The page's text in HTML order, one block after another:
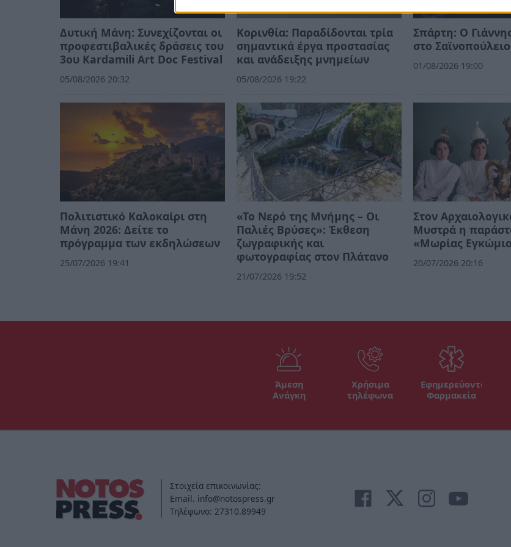
Δυτική Μάνη: Συνεχίζονται οι
προφεστιβαλικές δράσεις του
3ου Kardamili Art Doc Festival
05/08/2026 20:32
Κορινθία: Παραδίδονται τρία
σημαντικά έργα προστασίας
και ανάδειξης μνημείων
05/08/2026 19:22
Σπάρτη: Ο
στο Σαϊνοπούλειο
01/08/2026 19:00
Πολιτιστικό Καλοκαίρι στη
Μάνη 2026: Δείτε το
πρόγραμμα των εκδηλώσεων
25/07/2026 19:41
«Το Νερό της Μνήμης – Οι
Παλιές Βρύσες»: Έκθεση
ζωγραφικής και
φωτογραφίας στον Πλάτανο
21/07/2026 19:52
Στον
Μυστρά η
«Μωρίας
20/07/2026 20:16
Άμεση
Ανάγκη
Χρήσιμα
τηλέφωνα
Εφημερεύοντα
Φαρμακεία
Στοιχεία επικοινωνίας:
Email. info@notospress.gr
Τηλέφωνο: 27310.89949